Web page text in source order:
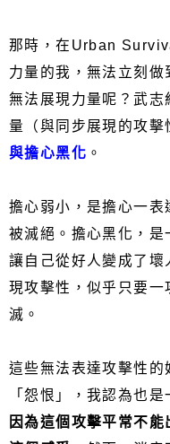
那時，在Urban
力量的我，無法立刻
無法展現力量呢？武志
量（與同步展現的攻擊
與擔心黑化 。
擔心弱小，是擔心一表
被滅絕。擔心黑化，是
讓自己從好人變成了壞
現攻擊性，似乎只要
滅。
這些無法表達攻擊性的
「怨恨」，我認為也
因為這個攻擊平常不能